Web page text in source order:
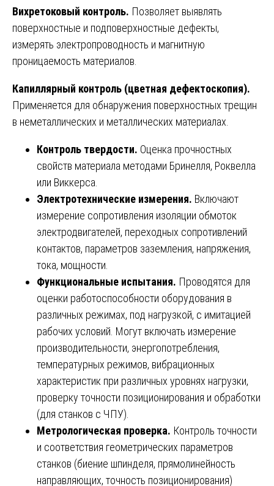
Вихретоковый контроль. Позволяет выявлять
поверхностные и подповерхностные дефекты,
измерять электропроводность и магнитную
проницаемость материалов.
Капиллярный контроль (цветная дефектоскопия).
Применяется для обнаружения поверхностных трещин
в неметаллических и металлических материалах.
Контроль твердости. Оценка прочностных
свойств материала методами Бринелля, Роквелла
или Виккерса.
Электротехнические измерения. Включают
измерение сопротивления изоляции обмоток
электродвигателей, переходных сопротивлений
контактов, параметров заземления, напряжения,
тока, мощности.
Функциональные испытания. Проводятся для
оценки работоспособности оборудования в
различных режимах, под нагрузкой, с имитацией
рабочих условий. Могут включать измерение
производительности, энергопотребления,
температурных режимов, вибрационных
характеристик при различных уровнях нагрузки,
проверку точности позиционирования и обработки
(для станков с ЧПУ).
Метрологическая проверка. Контроль точности
и соответствия геометрических параметров
станков (биение шпинделя, прямолинейность
направляющих, точность позиционирования)